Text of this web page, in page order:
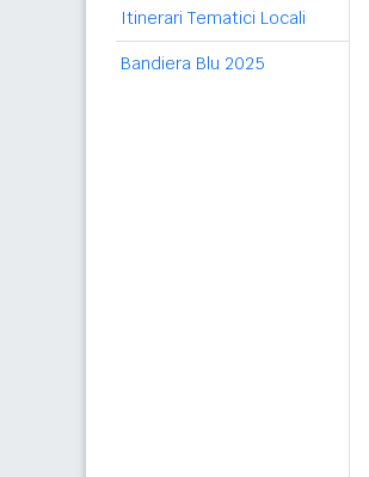
Itinerari Tematici Locali
Bandiera Blu 2025